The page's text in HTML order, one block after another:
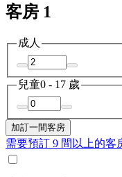
客房 1
成人
兒童0 - 17 歲
加訂一間客房
需要預訂 9 間以上的客